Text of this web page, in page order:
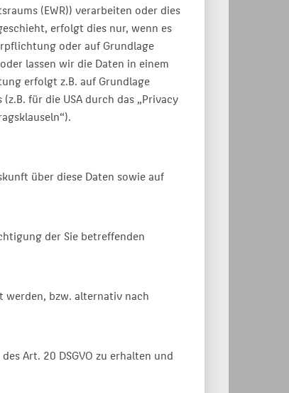
(EWR)) verarbeiten oder dies
erfolgt dies nur, wenn es
oder auf Grundlage
lassen wir die Daten in einem
erfolgt z.B. auf Grundlage
für die USA durch das „Privacy
über diese Daten sowie auf
der Sie betreffenden
werden, bzw. alternativ nach
Art. 20 DSGVO zu erhalten und